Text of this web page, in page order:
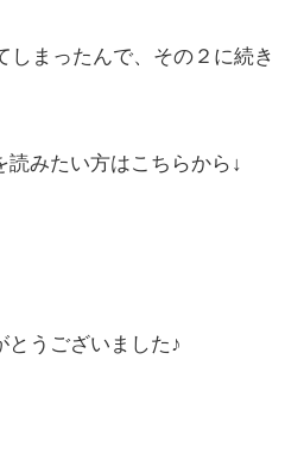
しまったんで、その２に続き
みたい方はこちらから↓
とうございました♪